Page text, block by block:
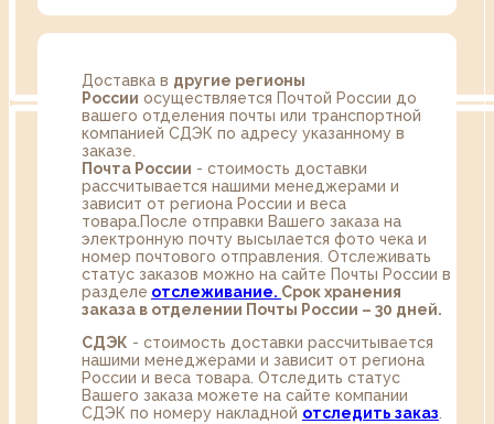
Доставка в другие регионы
России осуществляется Почтой России до
вашего отделения почты или транспортной
компанией СДЭК по адресу указанному в
заказе.
Почта России - стоимость доставки
рассчитывается нашими менеджерами и
зависит от региона России и веса
товара.После отправки Вашего заказа на
электронную почту высылается фото чека и
номер почтового отправления. Отслеживать
статус заказов можно на сайте Почты России в
разделе oтслеживание. Срок хранения
заказа в отделении Почты России – 30 дней.
СДЭК - стоимость доставки рассчитывается
нашими менеджерами и зависит от региона
России и веса товара. Отследить статус
Вашего заказа можете на сайте компании
СДЭК по номеру накладной отследить заказ